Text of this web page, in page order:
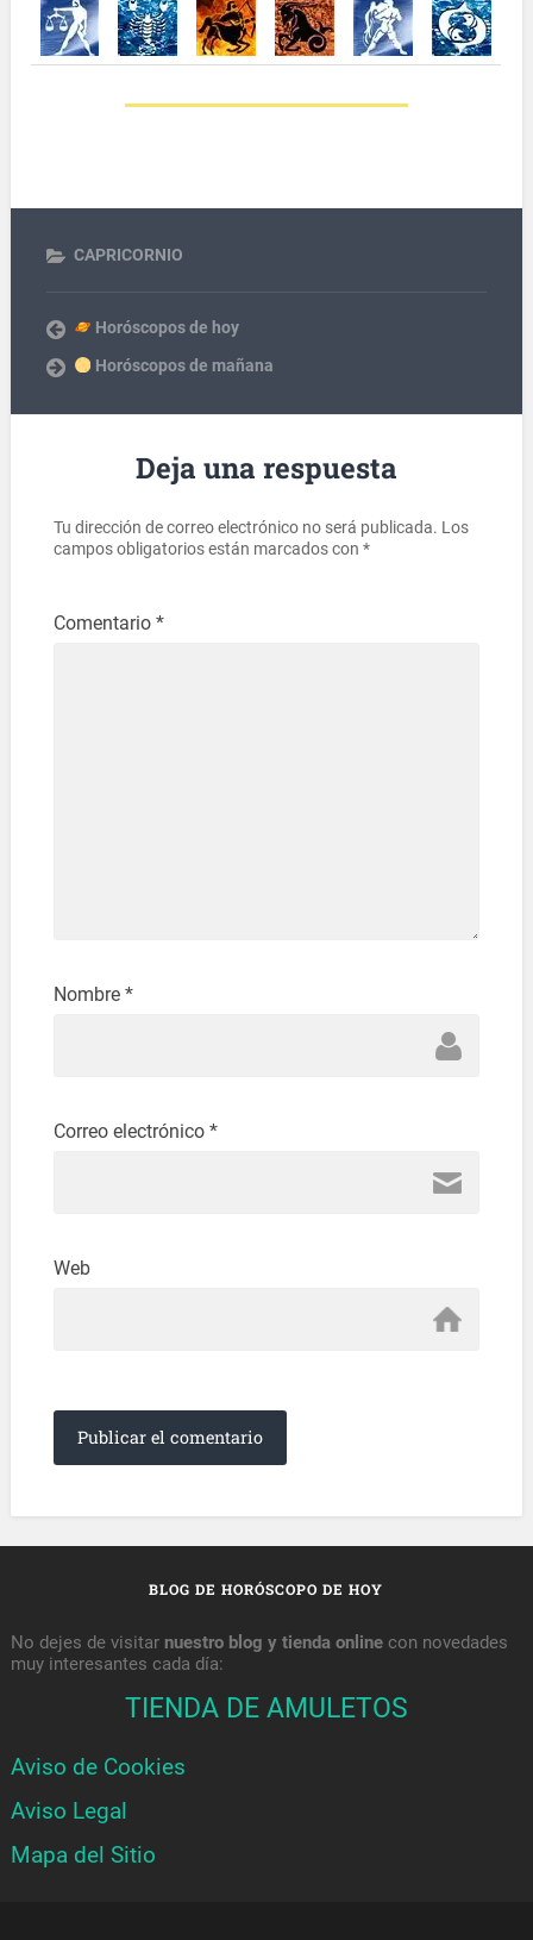
CAPRICORNIO
Horóscopos de hoy
Horóscopos de mañana
Deja una respuesta
Tu dirección de correo electrónico no será publicada. Los
campos obligatorios están marcados con *
Comentario *
Nombre *
Correo electrónico *
Web
BLOG DE HORÓSCOPO DE HOY
No dejes de visitar nuestro blog y tienda onlinecon novedades
muy interesantes cada día:
TIENDA DE AMULETOS
Aviso de Cookies
Aviso Legal
Mapa del Sitio